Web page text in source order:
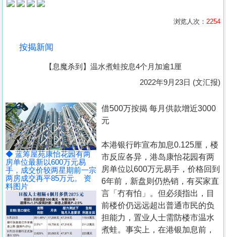
产
置
业
手
册
关
我
们
浏览人次： 2254
按揭新闻
【息魔杀到】温水煮蛙按息4个月加逾1厘
2022年9月23日 (文汇报)
◆ 蓝筹屋苑康怡花园有两
房单位最新以600万元易
手，成交价较两星期前一宗
两房成交再平85万元。 资
料图片
借500万按揭 每月供款增近3000
元
本港银行昨宣布加息0.125厘，楼
市反应各异，港岛康怡花园有两
房单位以600万元易手，价格回到
6年前，新盘则仍热销，有买家直
言「冇有怕」。但必须指出，目
前楼价仍远远超出普通市民的负
担能力，置业人士需防楼市温水
煮蛙。事实上，在港银加息前，